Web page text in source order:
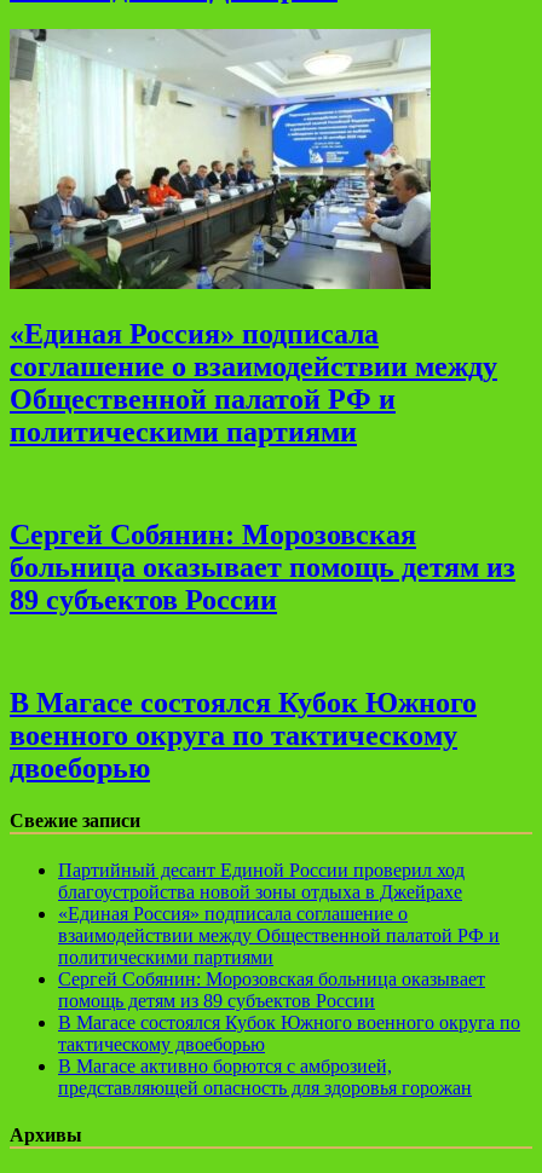
«Единая Россия» подписала
соглашение о взаимодействии между
Общественной палатой РФ и
политическими партиями
Сергей Собянин: Морозовская
больница оказывает помощь детям из
89 субъектов России
В Магасе состоялся Кубок Южного
военного округа по тактическому
двоеборью
Свежие записи
Партийный десант Единой России проверил ход
благоустройства новой зоны отдыха в Джейрахе
«Единая Россия» подписала соглашение о
взаимодействии между Общественной палатой РФ и
политическими партиями
Сергей Собянин: Морозовская больница оказывает
помощь детям из 89 субъектов России
В Магасе состоялся Кубок Южного военного округа по
тактическому двоеборью
В Магасе активно борются с амброзией,
представляющей опасность для здоровья горожан
Архивы